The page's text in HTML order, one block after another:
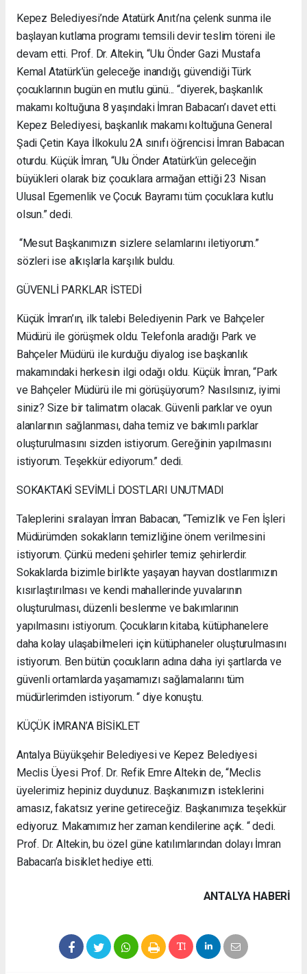
Kepez Belediyesi’nde Atatürk Anıtı’na çelenk sunma ile
başlayan kutlama programı temsili devir teslim töreni ile
devam etti. Prof. Dr. Altekin, “Ulu Önder Gazi Mustafa
Kemal Atatürk’ün geleceğe inandığı, güvendiği Türk
çocuklarının bugün en mutlu günü... “diyerek, başkanlık
makamı koltuğuna 8 yaşındaki İmran Babacan’ı davet etti.
Kepez Belediyesi, başkanlık makamı koltuğuna General
Şadi Çetin Kaya İlkokulu 2A sınıfı öğrencisi İmran Babacan
oturdu. Küçük İmran, “Ulu Önder Atatürk’ün geleceğin
büyükleri olarak biz çocuklara armağan ettiği 23 Nisan
Ulusal Egemenlik ve Çocuk Bayramı tüm çocuklara kutlu
olsun.” dedi.
“Mesut Başkanımızın sizlere selamlarını iletiyorum.”
sözleri ise alkışlarla karşılık buldu.
GÜVENLİ PARKLAR İSTEDİ
Küçük İmran’ın, ilk talebi Belediyenin Park ve Bahçeler
Müdürü ile görüşmek oldu. Telefonla aradığı Park ve
Bahçeler Müdürü ile kurduğu diyalog ise başkanlık
makamındaki herkesin ilgi odağı oldu. Küçük İmran, “Park
ve Bahçeler Müdürü ile mi görüşüyorum? Nasılsınız, iyimi
siniz? Size bir talimatım olacak. Güvenli parklar ve oyun
alanlarının sağlanması, daha temiz ve bakımlı parklar
oluşturulmasını sizden istiyorum. Gereğinin yapılmasını
istiyorum. Teşekkür ediyorum.” dedi.
SOKAKTAKİ SEVİMLİ DOSTLARI UNUTMADI
Taleplerini sıralayan İmran Babacan, “Temizlik ve Fen İşleri
Müdürümden sokakların temizliğine önem verilmesini
istiyorum. Çünkü medeni şehirler temiz şehirlerdir.
Sokaklarda bizimle birlikte yaşayan hayvan dostlarımızın
kısırlaştırılması ve kendi mahallerinde yuvalarının
oluşturulması, düzenli beslenme ve bakımlarının
yapılmasını istiyorum. Çocukların kitaba, kütüphanelere
daha kolay ulaşabilmeleri için kütüphaneler oluşturulmasını
istiyorum. Ben bütün çocukların adına daha iyi şartlarda ve
güvenli ortamlarda yaşamamızı sağlamalarını tüm
müdürlerimden istiyorum. “ diye konuştu.
KÜÇÜK İMRAN’A BİSİKLET
Antalya Büyükşehir Belediyesi ve Kepez Belediyesi
Meclis Üyesi Prof. Dr. Refik Emre Altekin de, “Meclis
üyelerimiz hepiniz duydunuz. Başkanımızın isteklerini
amasız, fakatsız yerine getireceğiz. Başkanımıza teşekkür
ediyoruz. Makamımız her zaman kendilerine açık. “ dedi.
Prof. Dr. Altekin, bu özel güne katılımlarından dolayı İmran
Babacan’a bisiklet hediye etti.
ANTALYA HABERİ